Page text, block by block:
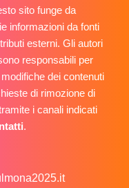
sito funge da
informazioni da fonti
esterni. Gli autori
responsabili per
dei contenuti
di rimozione di
i canali indicati
.